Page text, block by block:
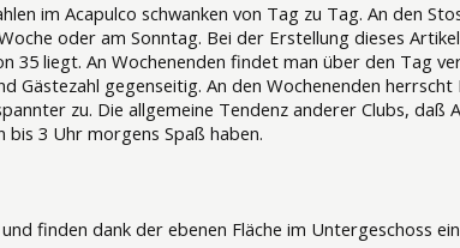
im Acapulco schwanken von Tag zu Tag. An den
oder am Sonntag. Bei der Erstellung dieses
35 liegt. An Wochenenden findet man über den Tag
Gästezahl gegenseitig. An den Wochenenden
zu. Die allgemeine Tendenz anderer Clubs, daß
bis 3 Uhr morgens Spaß haben.
finden dank der ebenen Fläche im Untergeschoss